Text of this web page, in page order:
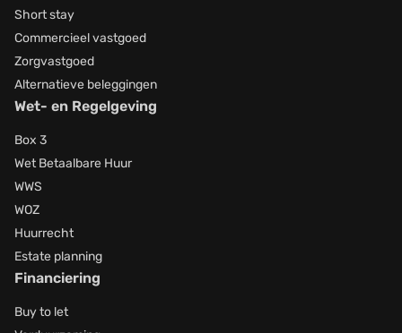
Short stay
Commercieel vastgoed
Zorgvastgoed
Alternatieve beleggingen
Wet- en Regelgeving
Box 3
Wet Betaalbare Huur
WWS
WOZ
Huurrecht
Estate planning
Financiering
Buy to let